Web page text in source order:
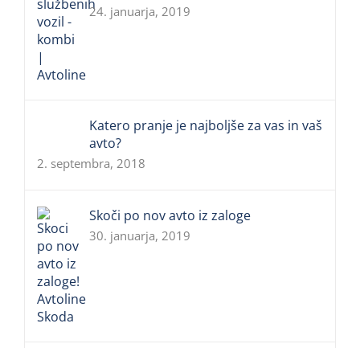
24. januarja, 2019
Katero pranje je najboljše za vas in vaš
avto?
2. septembra, 2018
Skoči po nov avto iz zaloge
30. januarja, 2019